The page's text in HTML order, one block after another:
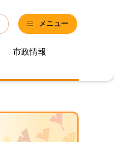
メニュー
市政情報